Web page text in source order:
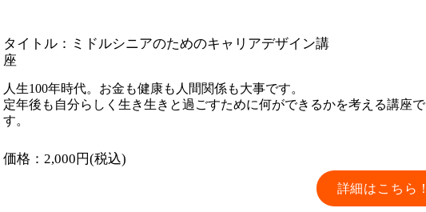
​タイトル：ミドルシニアのためのキャリアデザイン講
座
人生100年時代。お金も健康も人間関係も大事です。
定年後も​自分らしく生き生きと過ごすために何ができるかを考える講座で
す。
​価格：2,000円(税込)
詳細はこちら！